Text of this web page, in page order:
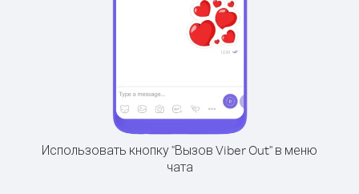
Использовать кнопку "Вызов Viber Out" в меню
чата